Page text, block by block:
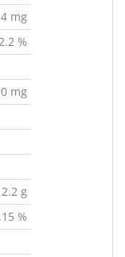
mg
%
mg
g
%